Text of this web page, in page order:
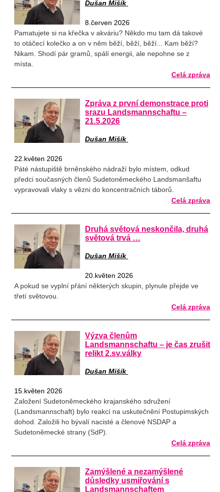
Dušan Mišík
8.červen 2026
Pamatujete si na křečka v akváriu? Někdo mu tam dá takové
to otáčecí kolečko a on v něm běží, běží, běží... Kam běží?
Nikam. Shodí pár gramů, spálí energii, ale nepohne se z
místa.
Celá zpráva
Zpráva z první demonstrace proti
srazu Landsmannschaftu –
21.5.2026
Dušan Mišík
22.květen 2026
Páté nástupiště brněnského nádraží bylo místem, odkud
předci současných členů Sudetoněmeckého Landsmanšaftu
vypravovali vlaky s vězni do koncentračních táborů.
Celá zpráva
Druhá světová neskončila, druhá
světová trvá …
Dušan Mišík
20.květen 2026
A pokud se vyplní přání některých skupin, plynule přejde ve
třetí světovou.
Celá zpráva
Výzva členům
Landsmannschaftu – je čas zrušit
relikt 2.sv.války
Dušan Mišík
15.květen 2026
Založení Sudetoněmeckého krajanského sdružení
(Landsmannschaft) bylo reakcí na uskutečnění Postupimských
dohod. Založili ho bývalí nacisté a členové NSDAP a
Sudetoněmecké strany (SdP).
Celá zpráva
Zamýšlené a nezamýšlené
důsledky usmiřování s
Landsmannschaftem